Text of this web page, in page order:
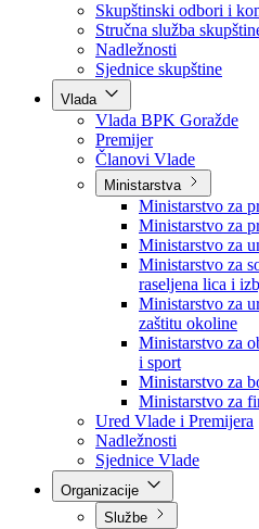
Poslanici po strankama
Poslanici po klubovima
Kolegij skupštine
Skupštinski odbori i
Stručna služba skupštine
Nadležnosti
Sjednice skupštine
Vlada
Vlada BPK Goražde
Premijer
Članovi Vlade
Ministarstva
Ministarstvo za
Ministarstvo za
Ministarstvo za
Ministarstvo za
raseljena lica i
Ministarstvo za
zaštitu okoline
Ministarstvo za
i sport
Ministarstvo za
Ministarstvo za
Ured Vlade i Premijera
Nadležnosti
Sjednice Vlade